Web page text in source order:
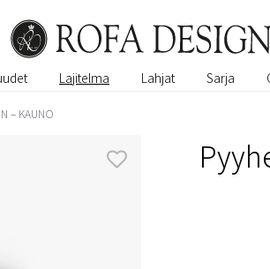
Lajitelma Lahjat Sarja
– KAUNO